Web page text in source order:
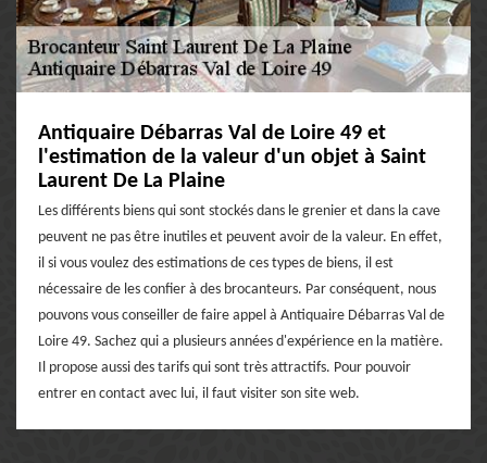
Antiquaire Débarras Val de Loire 49 et
l'estimation de la valeur d'un objet à Saint
Laurent De La Plaine
Les différents biens qui sont stockés dans le grenier et dans la cave
peuvent ne pas être inutiles et peuvent avoir de la valeur. En effet,
il si vous voulez des estimations de ces types de biens, il est
nécessaire de les confier à des brocanteurs. Par conséquent, nous
pouvons vous conseiller de faire appel à Antiquaire Débarras Val de
Loire 49. Sachez qui a plusieurs années d'expérience en la matière.
Il propose aussi des tarifs qui sont très attractifs. Pour pouvoir
entrer en contact avec lui, il faut visiter son site web.